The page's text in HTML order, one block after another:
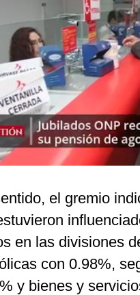
el gremio
en las divisiones
con 0.98%,
y bienes y